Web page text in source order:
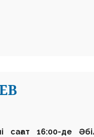
сағат 16:00-де